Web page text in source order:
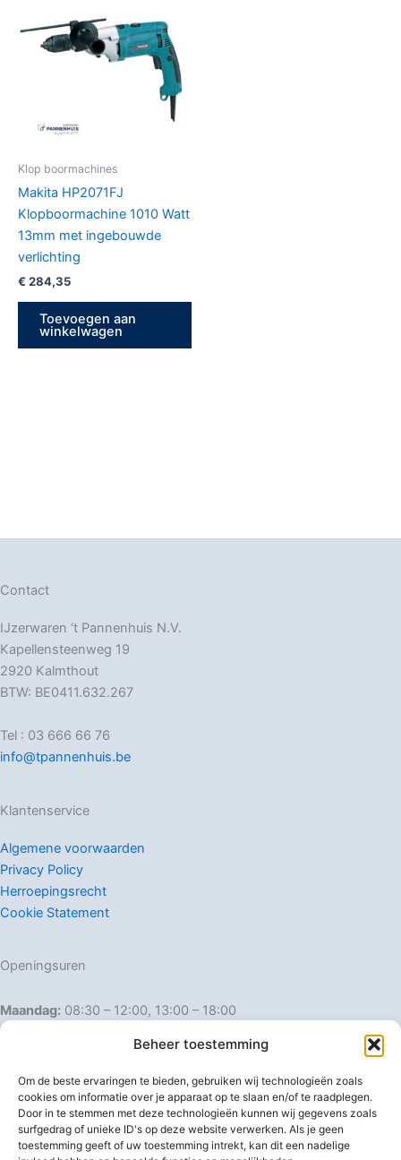
Beheer toestemming
Om de beste ervaringen te bieden, gebruiken wij technologieën zoals
cookies om informatie over je apparaat op te slaan en/of te raadplegen.
Door in te stemmen met deze technologieën kunnen wij gegevens zoals
surfgedrag of unieke ID's op deze website verwerken. Als je geen
toestemming geeft of uw toestemming intrekt, kan dit een nadelige
Klop boormachines
Makita HP2071FJ
Klopboormachine 1010 Watt
13mm met ingebouwde
verlichting
€ 284,35
Toevoegen aan
winkelwagen
Contact
IJzerwaren ‘t Pannenhuis N.V.
Kapellensteenweg 19
2920 Kalmthout
BTW: BE0411.632.267
Tel : 03 666 66 76
info@tpannenhuis.be
Klantenservice
Algemene voorwaarden
Privacy Policy
Herroepingsrecht
Cookie Statement
Openingsuren
Maandag: 08:30 – 12:00, 13:00 – 18:00
Dinsdag:
08:30 – 12:00, 13:00 – 18:00
Donderdag: 08:30 – 12:00, 13:00 – 18:00
Vrijdag: 08:30 – 12:00, 13:00 – 18:00
Zaterdag: 08:30 – 16:00
Zondag: Gesloten